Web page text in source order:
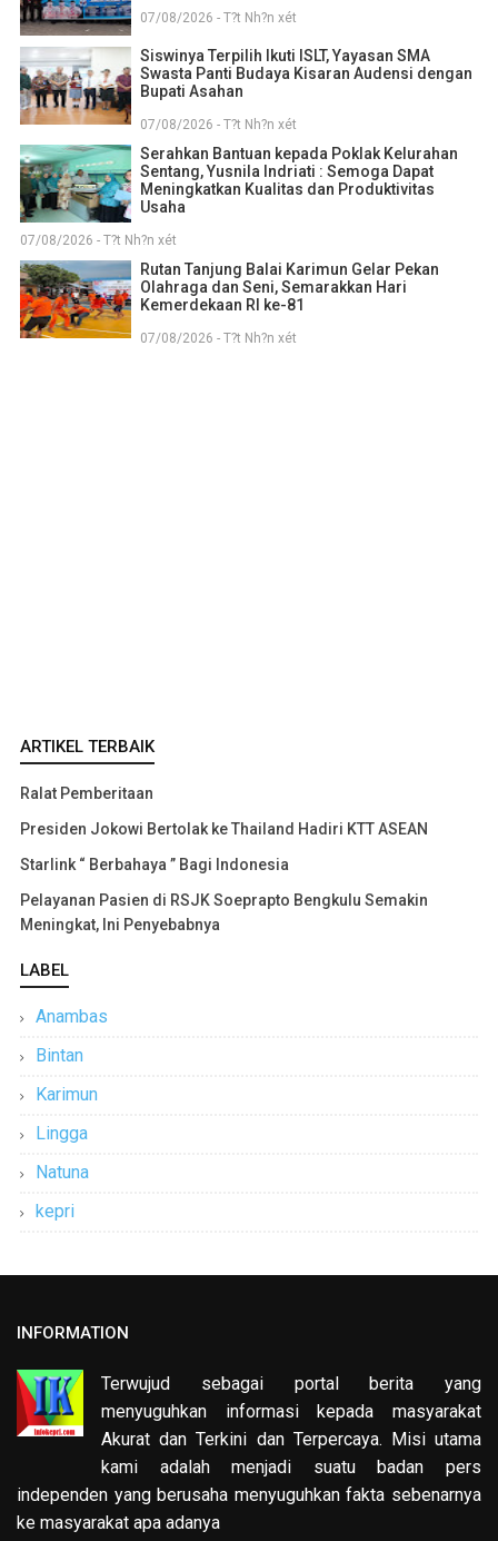
07/08/2026 - T?t Nh?n xét
Siswinya Terpilih Ikuti ISLT, Yayasan SMA
Swasta Panti Budaya Kisaran Audensi dengan
Bupati Asahan
07/08/2026 - T?t Nh?n xét
Serahkan Bantuan kepada Poklak Kelurahan
Sentang, Yusnila Indriati : Semoga Dapat
Meningkatkan Kualitas dan Produktivitas
Usaha
07/08/2026 - T?t Nh?n xét
Rutan Tanjung Balai Karimun Gelar Pekan
Olahraga dan Seni, Semarakkan Hari
Kemerdekaan RI ke-81
07/08/2026 - T?t Nh?n xét
ARTIKEL TERBAIK
Ralat Pemberitaan
Presiden Jokowi Bertolak ke Thailand Hadiri KTT ASEAN
Starlink “ Berbahaya ” Bagi Indonesia
Pelayanan Pasien di RSJK Soeprapto Bengkulu Semakin
Meningkat, Ini Penyebabnya
LABEL
Anambas
Bintan
Karimun
Lingga
Natuna
kepri
INFORMATION
Terwujud sebagai portal berita yang
menyuguhkan informasi kepada masyarakat
Akurat dan Terkini dan Terpercaya. Misi utama
kami adalah menjadi suatu badan pers
independen yang berusaha menyuguhkan fakta sebenarnya
ke masyarakat apa adanya